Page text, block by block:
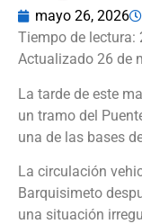
mayo 26, 2026
Actualizado 26 de
La tarde de este
un tramo del
una de las bases
La circulación
Barquisimeto
una situación